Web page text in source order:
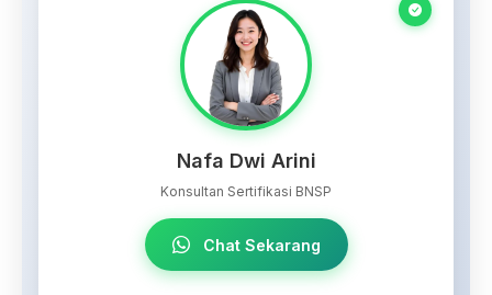
Nafa Dwi Arini
Konsultan Sertifikasi BNSP
Chat Sekarang